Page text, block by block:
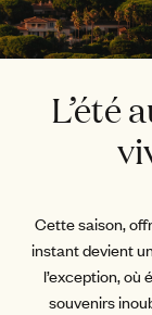
L’été
Cette saison,
instant devient
l’exception, où
souvenirs